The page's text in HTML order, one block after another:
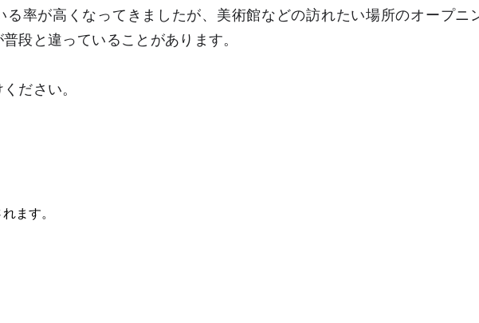
る率が高くなってきましたが、美術館などの訪れたい場所のオープニ
段と違っていることがあります。
ださい。
ます。